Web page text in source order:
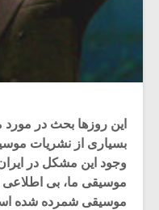
این روزها بحث در
بسیاری از نشریات
وجود این مشکل در
موسیقی ما، بی اطلاعی
موسیقی شمرده شده